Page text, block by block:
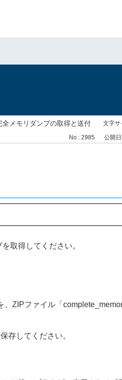
文字サ
全メモリダンプの取得と送付
No : 2985 公開
取得してください。
ZIPファイル「
存してください。